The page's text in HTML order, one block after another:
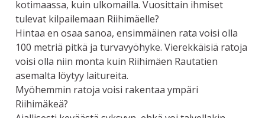
kotimaassa, kuin ulkomailla. Vuosittain ihmiset
tulevat kilpailemaan Riihimäelle?
Hintaa en osaa sanoa, ensimmäinen rata voisi olla
100 metriä pitkä ja turvavyöhyke. Vierekkäisiä ratoja
voisi olla niin monta kuin Riihimäen Rautatien
asemalta löytyy laitureita.
Myöhemmin ratoja voisi rakentaa ympäri
Riihimäkeä?